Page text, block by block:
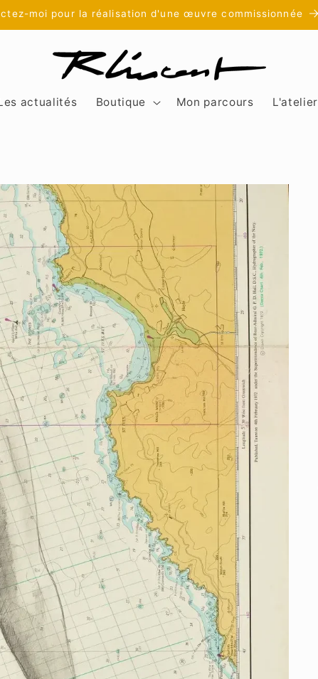
moi pour la réalisation d'une œuvre commissionnée
actualités Boutique Mon parcours L'atelier